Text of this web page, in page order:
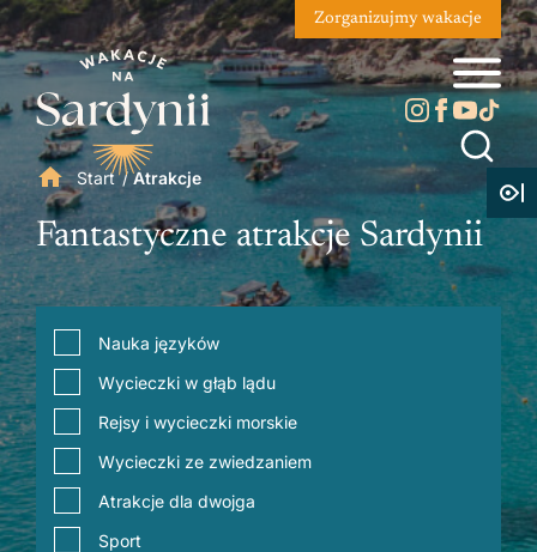
Zorganizujmy wakacje
Start/Atrakcje
Fantastyczne atrakcje Sardynii
Nauka języków
Wycieczki w głąb lądu
Rejsy i wycieczki morskie
Wycieczki ze zwiedzaniem
Atrakcje dla dwojga
Sport